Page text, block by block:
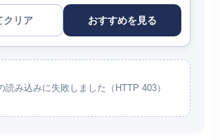
クリア おすすめを見る
読み込みに失敗しました（HTTP 403）